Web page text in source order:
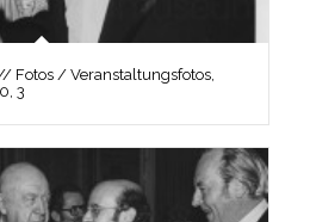
Fotos / Veranstaltungsfotos,
3